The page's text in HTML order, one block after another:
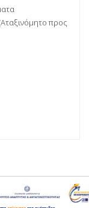
προς